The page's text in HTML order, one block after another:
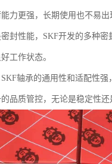
力更强，长期使用也不易出
封性能，SKF开发的多种
工作状态。
轴承的通用性和适配性
的品质管控，无论是稳定性